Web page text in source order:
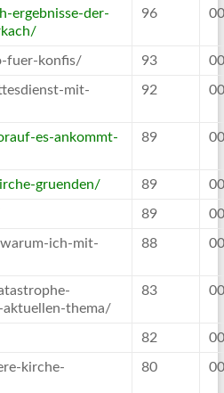
ergebnisse-der-
96
fuer-konfis/ 93
mit-
92
es-ankommt-
89
gruenden/ 89
89
ich-mit-
88
aktuellen-thema/
83
82
kirche-
80